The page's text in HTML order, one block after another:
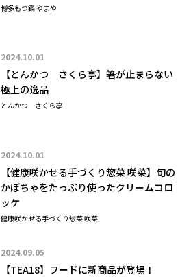
博多もつ鍋 やまや
2024.10.01
【とんかつ さくら亭】箸が止まらない
極上の逸品
とんかつ さくら亭
2024.10.01
【健康咲かせる手づくり惣菜 咲菜】旬の
かぼちゃをたっぷり使ったクリームコロ
ッケ
健康咲かせる手づくり惣菜 咲菜
2024.09.05
【TEA18】フードに新商品が登場！